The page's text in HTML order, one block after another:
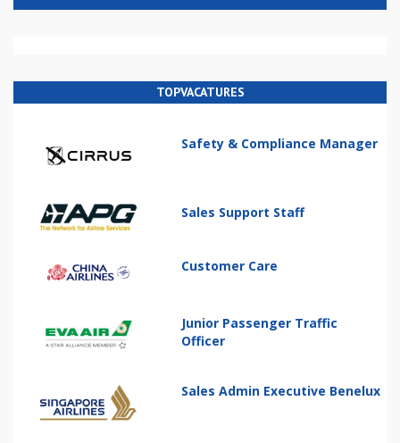
TOPVACATURES
Safety & Compliance Manager
Sales Support Staff
Customer Care
Junior Passenger Traffic
Officer
Sales Admin Executive Benelux